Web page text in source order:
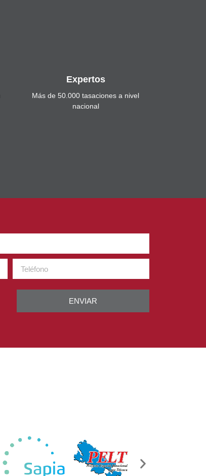
Expertos
Más de 50.000 tasaciones a nivel
nacional
ENVIAR